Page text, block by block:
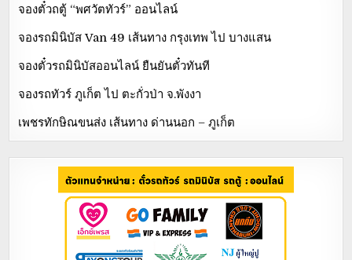
จองตั๋วถตู้ “พศวัตทัวร์” ออนไลน์
จองรถมินิบัส Van 49 เส้นทาง กรุงเทพ ไป บางแสน
จองตั๋วรถมินิบัสออนไลน์ ยืนยันตั๋วทันที
จองรถทัวร์ ภูเก็ต ไป ตะกั่วป่า จ.พังงา
เพชรทักษิณขนส่ง เส้นทาง ด่านนอก – ภูเก็ต